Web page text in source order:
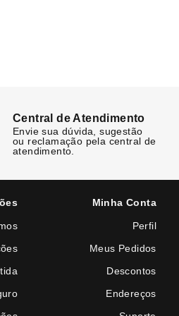
Central de Atendimento
Envie sua dúvida, sugestão
ou reclamação pela central de
atendimento.
Minha Conta
Perfil
Meus Pedidos
Descontos
Endereços